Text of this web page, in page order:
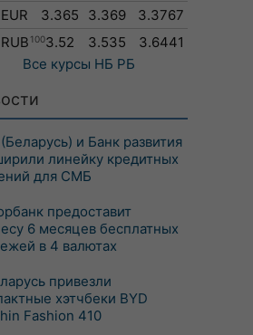
EUR
3.365 3.369
3.3767
RUB 1003.52 3.535
3.6441
Все курсы НБ РБ
и Банк развития
линейку кредитных
для СМБ
предоставит
6 месяцев бесплатных
в 4 валютах
привезли
хэтчбеки BYD
Fashion 410